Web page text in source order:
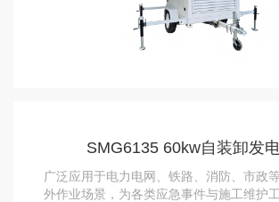
SMG6135 60kw自装卸发
广泛应用于电力电网、铁路、消防、市政
外作业场景，为各类应急事件与施工维护